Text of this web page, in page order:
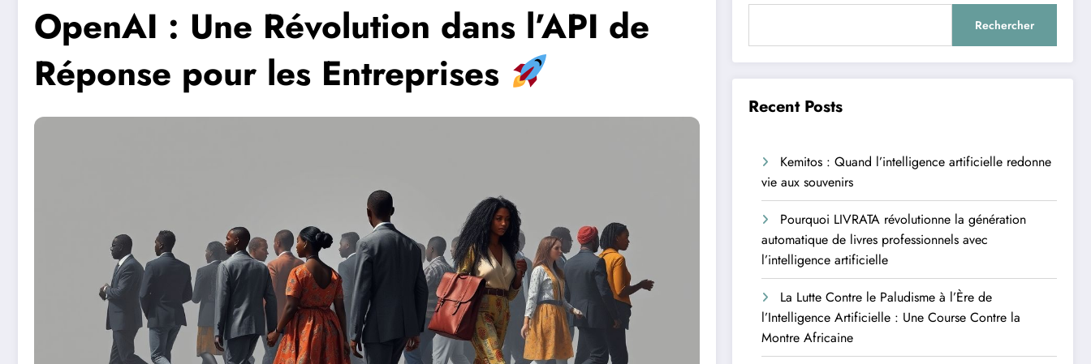
OpenAI : Une Révolution dans l’API de
Réponse pour les Entreprises
Rechercher
Recent Posts
Kemitos : Quand l’intelligence artificielle redonne
vie aux souvenirs
Pourquoi LIVRATA révolutionne la génération
automatique de livres professionnels avec
l’intelligence artificielle
La Lutte Contre le Paludisme à l’Ère de
l’Intelligence Artificielle : Une Course Contre la
Montre Africaine